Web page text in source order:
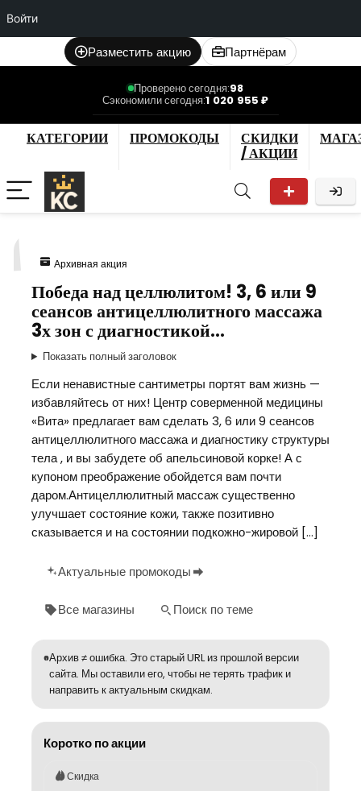
Войти
Разместить акцию Партнёрам
Проверено сегодня:98
Сэкономили сегодня:1 020 955 ₽
КАТЕГОРИИ ПРОМОКОДЫ
СКИДКИ
/ АКЦИИ
Архивная акция
Победа над целлюлитом! 3, 6 или 9
сеансов антицеллюлитного массажа
3х зон с диагностикой…
Показать полный заголовок
Если ненавистные сантиметры портят вам жизнь —
избавляйтесь от них! Центр соверменной медицины
«Вита» предлагает вам сделать 3, 6 или 9 сеансов
антицеллюлитного массажа и диагностику структуры
тела , и вы забудете об апельсиновой корке! А с
купоном преображение обойдется вам почти
даром.Антицеллюлитный массаж существенно
улучшает состояние кожи, также позитивно
сказывается и на состоянии подкожно-жировой […]
Актуальные промокоды
Все магазины Поиск по теме
Архив ≠ ошибка. Это старый URL из прошлой версии
сайта. Мы оставили его, чтобы не терять трафик и
направить к актуальным скидкам.
Коротко по акции
Скидка